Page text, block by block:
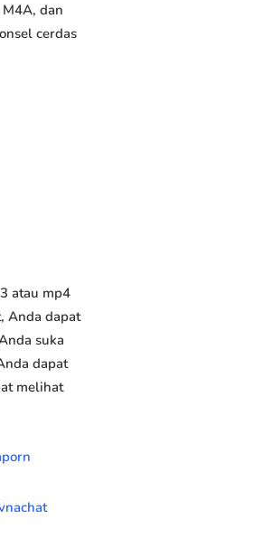
dan
cerdas
atau mp4
Anda dapat
suka
dapat
melihat